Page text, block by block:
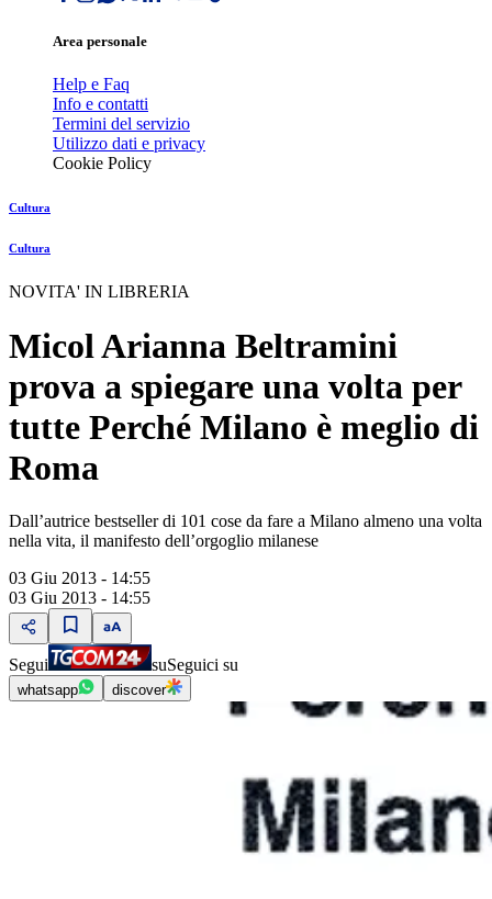
Area personale
Help e Faq
Info e contatti
Termini del servizio
Utilizzo dati e privacy
Cookie Policy
Cultura
Cultura
NOVITA' IN LIBRERIA
Micol Arianna Beltramini
prova a spiegare una volta per
tutte Perché Milano è meglio di
Roma
Dall’autrice bestseller di 101 cose da fare a Milano almeno una volta
nella vita, il manifesto dell’orgoglio milanese
03 Giu 2013 - 14:55
03 Giu 2013 - 14:55
Segui suSeguici su
whatsapp discover